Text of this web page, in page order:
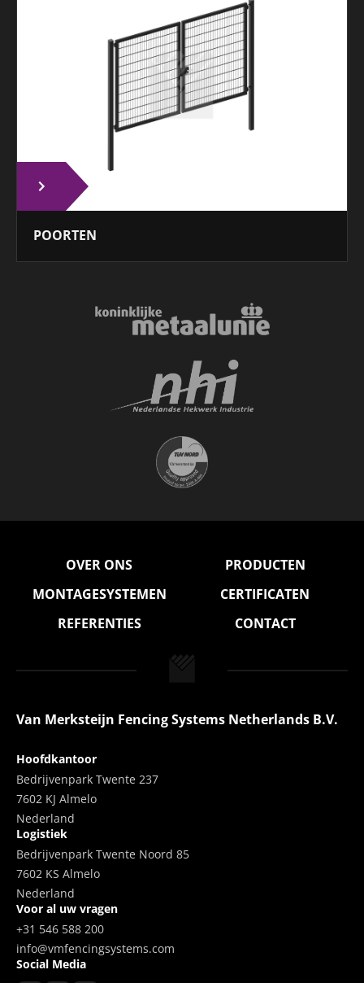
POORTEN
OVER ONS
PRODUCTEN
MONTAGESYSTEMEN
CERTIFICATEN
REFERENTIES
CONTACT
Van Merksteijn Fencing Systems Netherlands B.V.
Hoofdkantoor
Bedrijvenpark Twente 237
7602 KJ Almelo
Nederland
Logistiek
Bedrijvenpark Twente Noord 85
7602 KS Almelo
Nederland
Voor al uw vragen
+31 546 588 200
info@vmfencingsystems.com
Social Media